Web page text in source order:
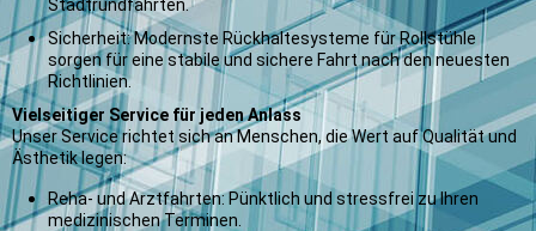
Stadtrundfahrten.
Sicherheit: Modernste Rückhaltesysteme für Rollstühle
sorgen für eine stabile und sichere Fahrt nach den neuesten
Richtlinien.
Vielseitiger Service für jeden Anlass
Unser Service richtet sich an Menschen, die Wert auf Qualität und
Ästhetik legen:
Reha- und Arztfahrten: Pünktlich und stressfrei zu Ihren
medizinischen Terminen.